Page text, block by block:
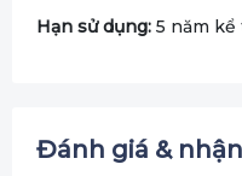
Hạn sử dụng: 5 năm kể
Đánh giá &